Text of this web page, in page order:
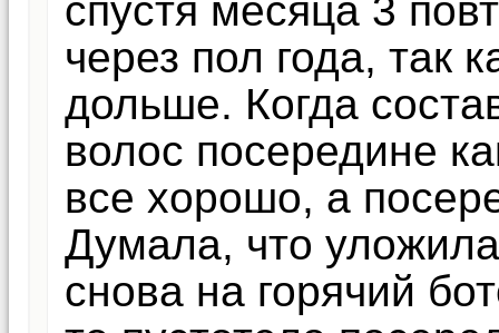
спустя месяца 3
через пол года, так
дольше. Когда
волос посередине
все хорошо, а
Думала, что
снова на горячий